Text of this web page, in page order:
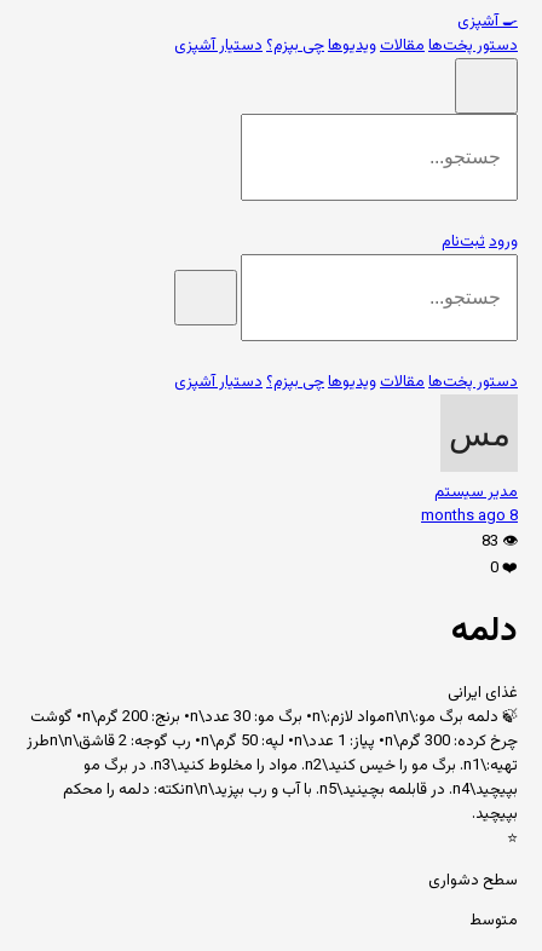
🍳آشپزی
دستور پخت‌هامقالاتویدیوهاچی بپزم؟دستیار آشپزی
ورودثبت‌نام
دستور پخت‌هامقالاتویدیوهاچی بپزم؟دستیار آشپزی
مدیر سیستم
8 months ago
👁️
83
❤️
0
دلمه
غذای ایرانی
🍃 دلمه برگ مو:\n\nمواد لازم:\n• برگ مو: 30 عدد\n• برنج: 200 گرم\n• گوشت
چرخ کرده: 300 گرم\n• پیاز: 1 عدد\n• لپه: 50 گرم\n• رب گوجه: 2 قاشق\n\nطرز
تهیه:\n1. برگ مو را خیس کنید\n2. مواد را مخلوط کنید\n3. در برگ مو
بپیچید\n4. در قابلمه بچینید\n5. با آب و رب بپزید\n\nنکته: دلمه را محکم
بپیچید.
⭐
سطح دشواری
متوسط